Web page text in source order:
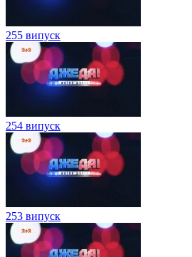
255 випуск
254 випуск
253 випуск